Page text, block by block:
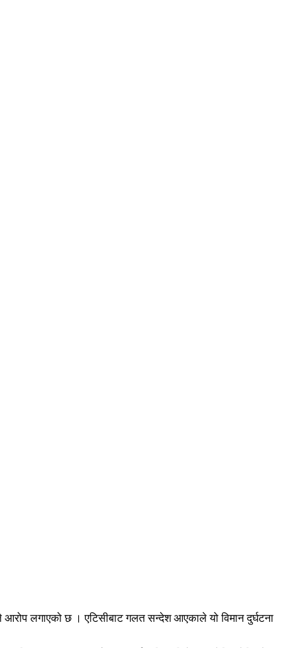
आरोप लगाएको छ । एटिसीबाट गलत सन्देश आएकाले यो विमान दुर्घटना